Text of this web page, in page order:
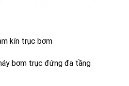
kín trục bơm
bơm trục đứng đa tầng